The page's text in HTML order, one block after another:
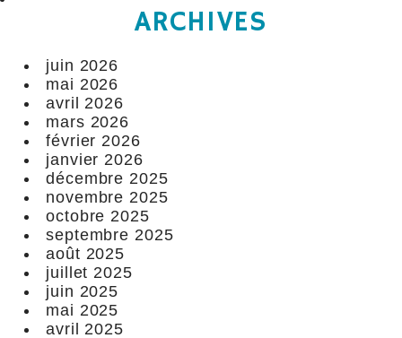
ARCHIVES
juin 2026
mai 2026
avril 2026
mars 2026
février 2026
janvier 2026
décembre 2025
novembre 2025
octobre 2025
septembre 2025
août 2025
juillet 2025
juin 2025
mai 2025
avril 2025